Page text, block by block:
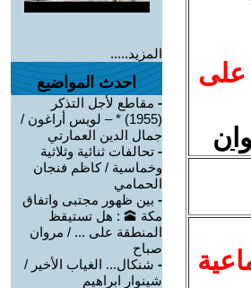
على
المزيد.....
احدث المواضيع
- مقاطع لأجل التذكر
(1955) * – لويس أراغون /
جمال الدين العمارتي
- تحالفات ثنائية وثلاثية
وخماسية / كاظم فنجان
الحمامي
- بين ظهور مجتبى واتفاق
مكة 🕋 : هل تستيقظ
المنطقة على ... / مروان
صباح
- شنكال... الغياب الأخير /
شينوار ابراهيم